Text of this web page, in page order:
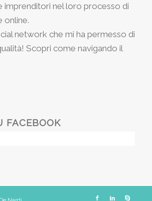
imprenditori nel loro processo di
online.
network che mi ha permesso di
Scopri come navigando il
FACEBOOK